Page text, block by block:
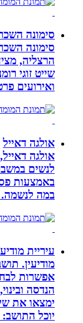
סימונה השכרת
סימונה השכרת
הרצליה, מציעה
שייט זוגי
ואירועים פרטיים
אולגה דאייל
אולגה דאייל,
לנשים במשברי
באמצעות
במה לנשמה.
עיריית מודיעין
מודיעין. תושב
אפשרות לבחור
הנדסה ובינוי,
ימצאו את
יוכל התושב: